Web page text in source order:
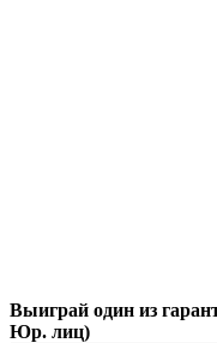
Выиграй один из
Юр. лиц)